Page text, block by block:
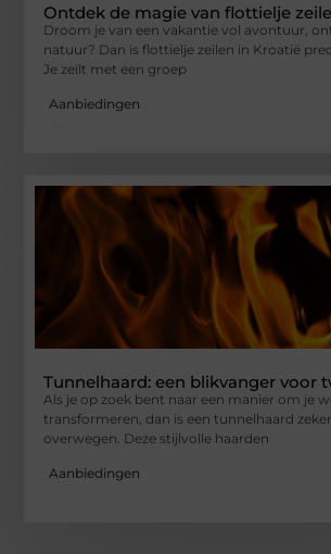
Ontdek de magie van flottielje
Droom je van een vakantie vol avontuur,
natuur? Dan is flottielje zeilen in Kroatië
Je zeilt met een groep
Aanbiedingen
Tunnelhaard: een blikvanger voor
Als je op zoek bent naar een manier om je
transformeren, dan is een tunnelhaard
overwegen. Deze stijlvolle haarden
Aanbiedingen